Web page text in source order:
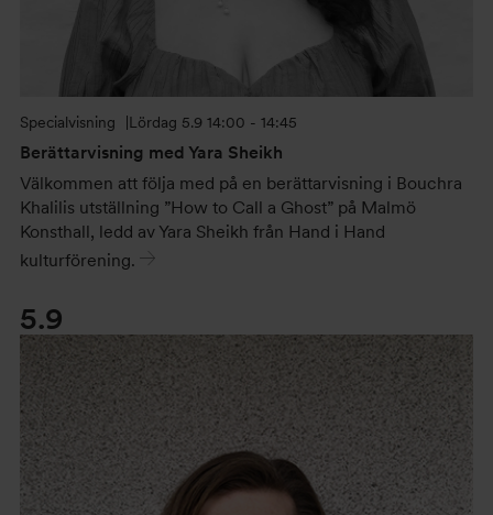
Lördag 5.9 14:00 - 14:45
Specialvisning
Berättarvisning med Yara Sheikh
Välkommen att följa med på en berättarvisning i Bouchra
Khalilis utställning ”How to Call a Ghost” på Malmö
Konsthall, ledd av Yara Sheikh från Hand i Hand
kulturförening.
5.9